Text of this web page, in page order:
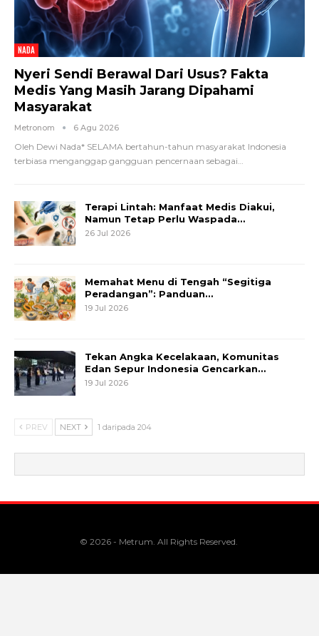
NADA
Nyeri Sendi Berawal Dari Usus? Fakta
Medis Yang Masih Jarang Dipahami
Masyarakat
Metronom 6 Agu 2026
Oleh Dewi Nada* SELAMA bertahun-tahun masyarakat Indonesia
terbiasa menganggap gangguan pencernaan sebagai
Terapi Lintah: Manfaat Medis Diakui,
Namun Tetap Perlu Waspada…
26 Jul 2026
Memahat Menu di Tengah “Segitiga
Peradangan”: Panduan…
19 Jul 2026
Tekan Angka Kecelakaan, Komunitas
Edan Sepur Indonesia Gencarkan…
19 Jul 2026
PREV NEXT 1 daripada 204
© 2026 - Metrum. All Rights Reserved.